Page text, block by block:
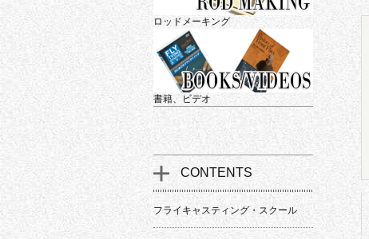
ロッドメーキング
書籍、ビデオ
CONTENTS
フライキャスティング・スクール